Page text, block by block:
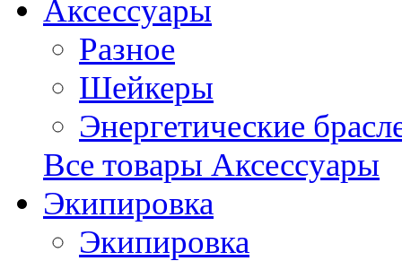
Аксессуары
Разное
Шейкеры
Энергетические
Все товары Аксессуары
Экипировка
Экипировка